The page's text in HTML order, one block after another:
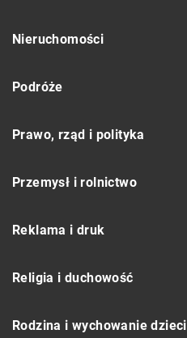
Nieruchomości
Podróże
Prawo, rząd i polityka
Przemysł i rolnictwo
Reklama i druk
Religia i duchowość
Rodzina i wychowanie dzieci